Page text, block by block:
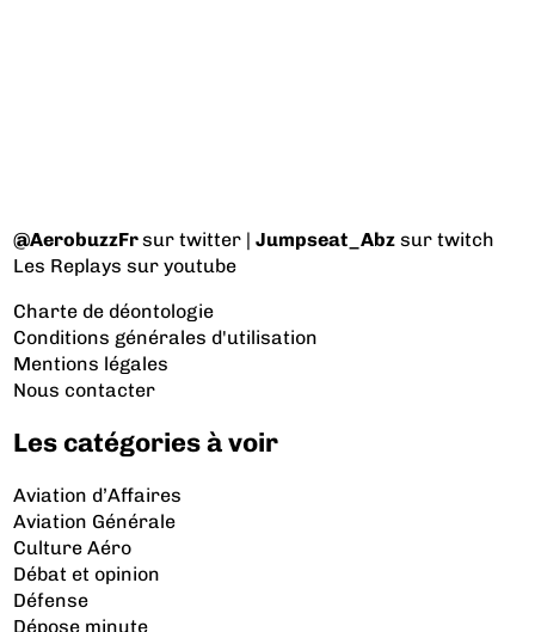
@AerobuzzFrsur twitter |Jumpseat_Abz sur twitch
Les Replays sur youtube
Charte de déontologie
Conditions générales d'utilisation
Mentions légales
Nous contacter
Les catégories à voir
Aviation d’Affaires
Aviation Générale
Culture Aéro
Débat et opinion
Défense
Dépose minute